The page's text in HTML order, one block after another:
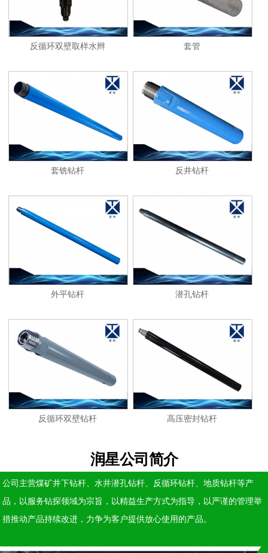
反循环双壁取样水辫 套管
套铣钻杆 反井钻杆
外平钻杆 潜孔钻杆
反循环双壁钻杆 高压密封钻杆
润星公司简介
公司主营煤矿井下钻杆、水井潜孔钻杆、反循环钻杆、地质钻杆等产
品，以服务钻探领域为宗旨，以精益生产方式为指导，以严谨的管理举
措推动产品持续改进，力争为客户提供放心使用的产品。